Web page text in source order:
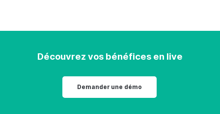
Découvrez vos bénéfices en live
Demander une démo